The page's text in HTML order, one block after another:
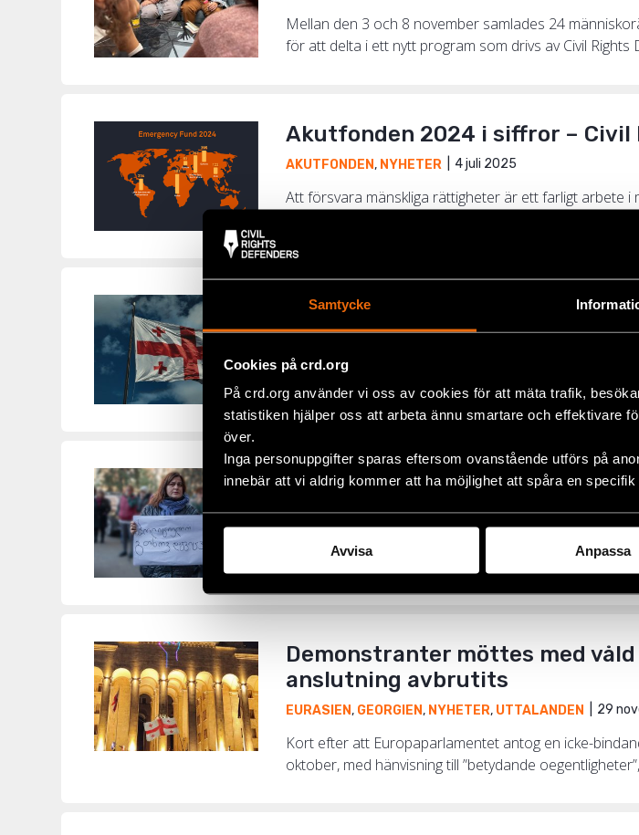
Samtycke
Cookies på crd.org
På crd.org använder vi oss av cookies för att mäta trafik,
statistiken hjälper oss att arbeta ännu smartare och effektivare
över.
Inga personuppgifter sparas eftersom ovanstående utförs på
innebär att vi aldrig kommer att ha möjlighet att spåra en
Avvisa Anpassa
Mellan den 3 och 8 november samlades 24
för att delta i ett nytt program som drivs av Civil Rights
Akutfonden 2024 i siffror –
AKUTFONDEN, NYHETER 4 juli 2025
Att försvara mänskliga rättigheter är ett farligt arbete i
Tilltagande repression mot
GEORGIEN,UTTALANDEN 1 juli 2025
Östliga partnerskapsnätverket, där Civil Rights
civilsamhället utsätts för ökande press och rättslig
Demokrati under attack i
GEORGIEN,NYHETER 5 december 2024
Protesterna i Georgien har pågått ända sedan det
Defenders programansvariga, Moreta Bobokhidze,
Demonstranter möttes med
anslutning avbrutits
EURASIEN, GEORGIEN, NYHETER, UTTALANDEN 29
Kort efter att Europaparlamentet antog en icke-
oktober, med hänvisning till ”betydande